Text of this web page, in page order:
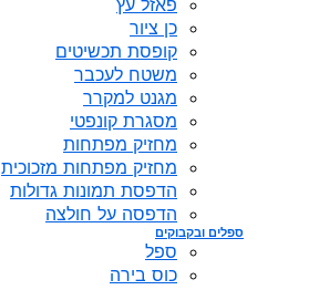
פאזל עץ
כן ציור
קופסת תכשיטים
משטח לעכבר
מגנט למקרר
מסגרת קונפטי
מחזיק מפתחות
מחזיק מפתחות מזכוכית
הדפסת תמונות גדולות
הדפסה על חולצה
ספלים ובקבוקים
ספל
כוס בירה